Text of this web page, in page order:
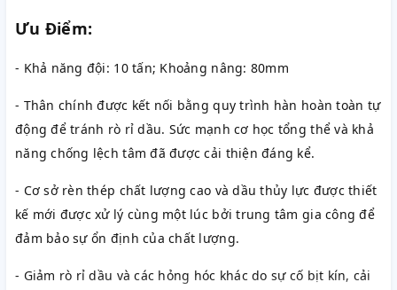
Ưu Điểm:
- Khả năng đội: 10 tấn; Khoảng nâng: 80mm
- Thân chính được kết nối bằng quy trình hàn hoàn toàn tự
động để tránh rò rỉ dầu. Sức mạnh cơ học tổng thể và khả
năng chống lệch tâm đã được cải thiện đáng kể.
- Cơ sở rèn thép chất lượng cao và dầu thủy lực được thiết
kế mới được xử lý cùng một lúc bởi trung tâm gia công để
đảm bảo sự ổn định của chất lượng.
- Giảm rò rỉ dầu và các hỏng hóc khác do sự cố bịt kín, cải